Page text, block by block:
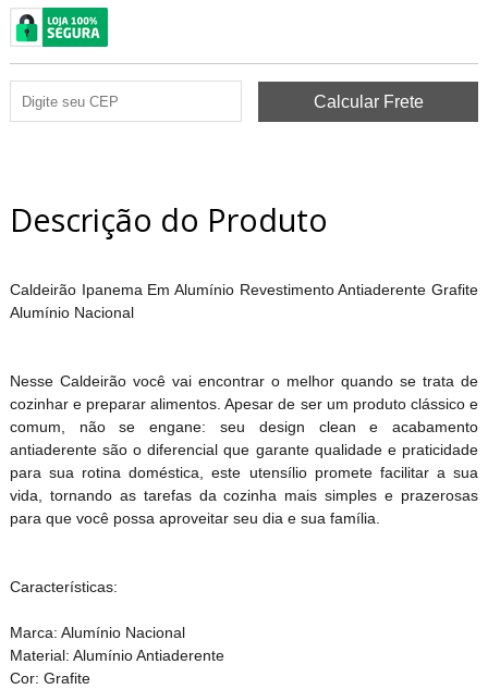
Descrição do Produto
Caldeirão Ipanema Em Alumínio Revestimento Antiaderente Grafite
Alumínio Nacional
Nesse Caldeirão você vai encontrar o melhor quando se trata de
cozinhar e preparar alimentos. Apesar de ser um produto clássico e
comum, não se engane: seu design clean e acabamento
antiaderente são o diferencial que garante qualidade e praticidade
para sua rotina doméstica, este utensílio promete facilitar a sua
vida, tornando as tarefas da cozinha mais simples e prazerosas
para que você possa aproveitar seu dia e sua família.
Características:
Marca: Alumínio Nacional
Material: Alumínio Antiaderente
Cor: Grafite